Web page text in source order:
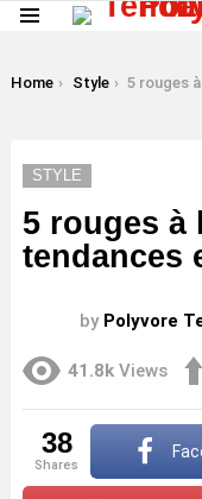
You are here:
Home Style 5 rouges à lèvres mats
STYLE
5 rouges à
tendances
by Polyvore
41.8k Views
38
shares